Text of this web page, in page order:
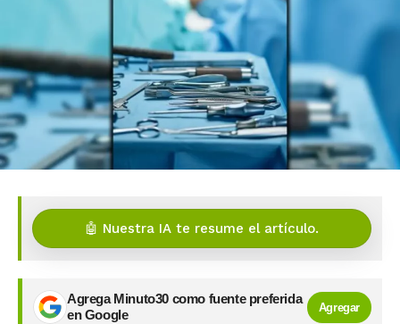
🤖 Nuestra IA te resume el artículo.
Agrega Minuto30 como fuente preferida
en Google
Agregar